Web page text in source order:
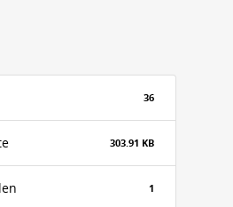
36
303.91 KB
1